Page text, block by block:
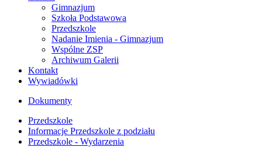
Gimnazjum
Szkoła Podstawowa
Przedszkole
Nadanie Imienia - Gimnazjum
Wspólne ZSP
Archiwum Galerii
Kontakt
Wywiadówki
Dokumenty
Przedszkole
Informacje Przedszkole z podziału
Przedszkole - Wydarzenia